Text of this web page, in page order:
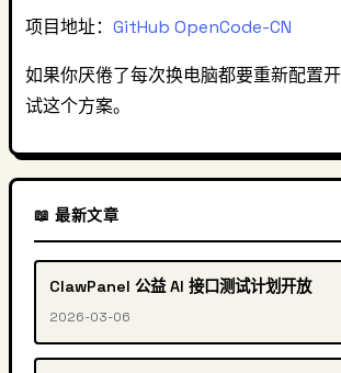
项目地址： GitHub OpenCode-CN
如果你厌倦了每次换电脑都要重新配置
试这个方案。
📖 最新文章
ClawPanel 公益 AI 接口测试计划开放
2026-03-06